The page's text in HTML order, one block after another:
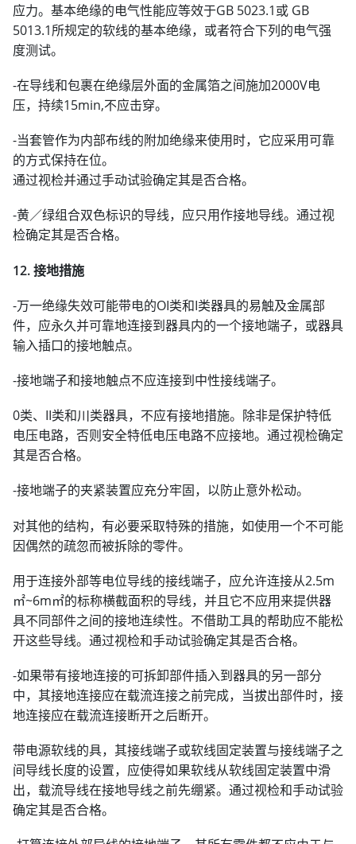
应力。基本绝缘的电气性能应等效于GB 5023.1或 GB
5013.1所规定的软线的基本绝缘，或者符合下列的电气强
度测试。
-在导线和包裹在绝缘层外面的金属箔之间施加2000V电
压，持续15min,不应击穿。
-当套管作为内部布线的附加绝缘来使用时，它应采用可靠
的方式保持在位。
通过视检并通过手动试验确定其是否合格。
-黄／绿组合双色标识的导线，应只用作接地导线。通过视
检确定其是否合格。
12. 接地措施
-万一绝缘失效可能带电的OI类和I类器具的易触及金属部
件，应永久并可靠地连接到器具内的一个接地端子，或器具
输入插口的接地触点。
-接地端子和接地触点不应连接到中性接线端子。
0类、II类和川类器具，不应有接地措施。除非是保护特低
电压电路，否则安全特低电压电路不应接地。通过视检确定
其是否合格。
-接地端子的夹紧装置应充分牢固，以防止意外松动。
对其他的结构，有必要采取特殊的措施，如使用一个不可能
因偶然的疏忽而被拆除的零件。
用于连接外部等电位导线的接线端子，应允许连接从2.5m
㎡~6m㎡的标称横截面积的导线，并且它不应用来提供器
具不同部件之间的接地连续性。不借助工具的帮助应不能松
开这些导线。通过视检和手动试验确定其是否合格。
-如果带有接地连接的可拆卸部件插入到器具的另一部分
中，其接地连接应在载流连接之前完成，当拔出部件时，接
地连接应在载流连接断开之后断开。
带电源软线的具，其接线端子或软线固定装置与接线端子之
间导线长度的设置，应使得如果软线从软线固定装置中滑
出，载流导线在接地导线之前先绷紧。通过视检和手动试验
确定其是否合格。